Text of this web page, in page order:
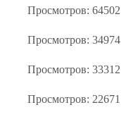
Просмотров: 64502
Просмотров: 34974
Просмотров: 33312
Просмотров: 22671